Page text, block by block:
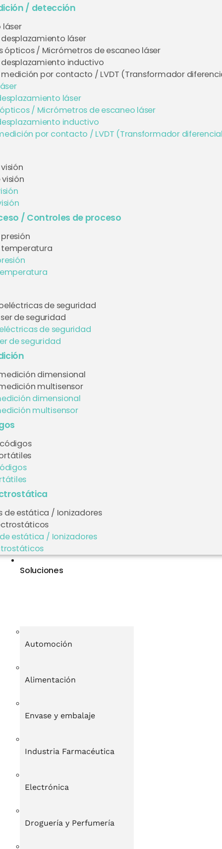
/ detección
láser
desplazamiento láser
ópticos / Micrómetros de escaneo láser
desplazamiento inductivo
medición por contacto / LVDT (Transformador
láser
/ Micrómetros de escaneo láser
inductivo
por contacto / LVDT (Transformador
/ Controles de proceso
temperatura
de seguridad
de seguridad
de seguridad
de seguridad
dimensional
multisensor
dimensional
multisensor
de estática / Ionizadores
estática / Ionizadores
Soluciones
Automoción
Alimentación
Envase y embalaje
Industria Farmacéutica
Electrónica
Droguería y Perfumería